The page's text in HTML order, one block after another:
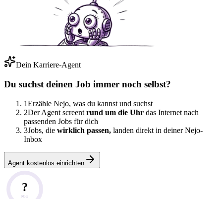
Dein Karriere-Agent
Du suchst deinen Job immer noch selbst?
1Erzähle Nejo, was du kannst und suchst
2Der Agent screent rund um die Uhr das Internet nach
passenden Jobs für dich
3Jobs, die wirklich passen, landen direkt in deiner Nejo-
Inbox
Agent kostenlos einrichten
?
Note